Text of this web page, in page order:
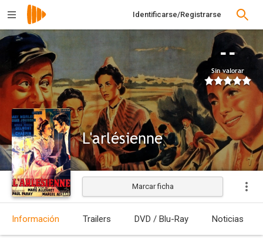
Identificarse/Registrarse
--
Sin valorar
L'arlésienne
Estrenada
Marcar ficha
Información Trailers DVD / Blu-Ray Noticias